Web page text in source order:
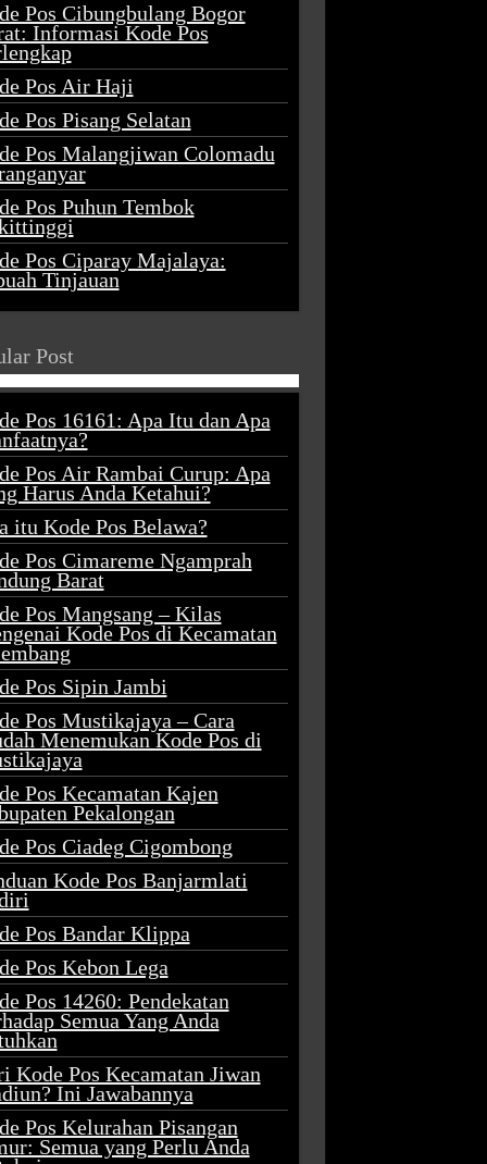
Pos Cibungbulang Bogor
Informasi Kode Pos
Pos Air Haji
Pos Pisang Selatan
Pos Malangjiwan Colomadu
Pos Puhun Tembok
Pos Ciparay Majalaya:
Tinjauan
Post
Pos 16161: Apa Itu dan Apa
Pos Air Rambai Curup: Apa
Harus Anda Ketahui?
itu Kode Pos Belawa?
Pos Cimareme Ngamprah
Barat
Pos Mangsang – Kilas
Kode Pos di Kecamatan
Pos Sipin Jambi
Pos Mustikajaya – Cara
Menemukan Kode Pos di
Pos Kecamatan Kajen
Pekalongan
Pos Ciadeg Cigombong
Kode Pos Banjarmlati
Pos Bandar Klippa
Pos Kebon Lega
Pos 14260: Pendekatan
Semua Yang Anda
Kode Pos Kecamatan Jiwan
Ini Jawabannya
Pos Kelurahan Pisangan
Semua yang Perlu Anda